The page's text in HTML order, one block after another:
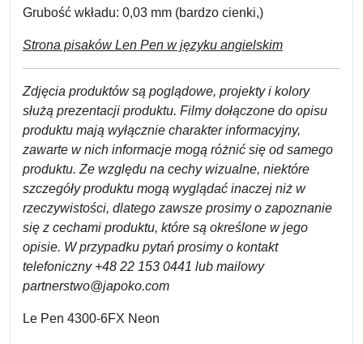
Grubość wkładu: 0,03 mm (bardzo cienki,)
Strona pisaków Len Pen w języku angielskim
Zdjęcia produktów są poglądowe, projekty i kolory
służą prezentacji produktu. Filmy dołączone do opisu
produktu mają wyłącznie charakter informacyjny,
zawarte w nich informacje mogą różnić się od samego
produktu. Ze względu na cechy wizualne, niektóre
szczegóły produktu mogą wyglądać inaczej niż w
rzeczywistości, dlatego zawsze prosimy o zapoznanie
się z cechami produktu, które są określone w jego
opisie. W przypadku pytań prosimy o kontakt
telefoniczny +48 22 153 0441 lub mailowy
partnerstwo@japoko.com
Le Pen 4300-6FX Neon